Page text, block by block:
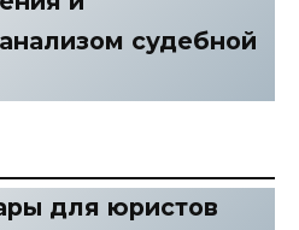
судебной
для юристов